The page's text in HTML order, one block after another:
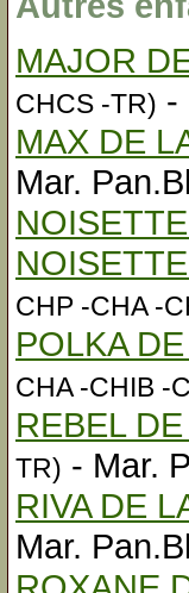
MAJOR
CHCS -TR) -
MAX DE
Mar.
CHP -CHA -
POLKA
CHA -CHIB -
REBEL
TR) - Mar.
RIVA DE
Mar.